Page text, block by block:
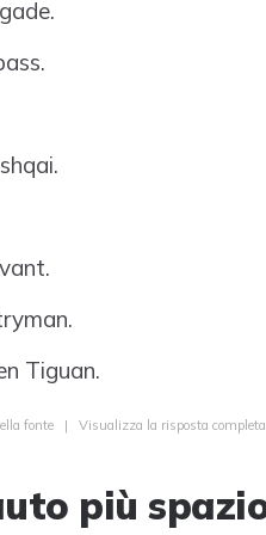
Tiguan.
fonte | Visualizza la risposta
più